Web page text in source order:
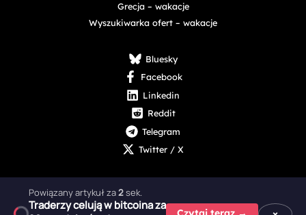
Grecja – wakacje
Wyszukiwarka ofert – wakacje
Bluesky
Facebook
Linkedin
Reddit
Telegram
Twitter / X
Powiązany artykuł za1sek.
Traderzy celują w bitcoina za